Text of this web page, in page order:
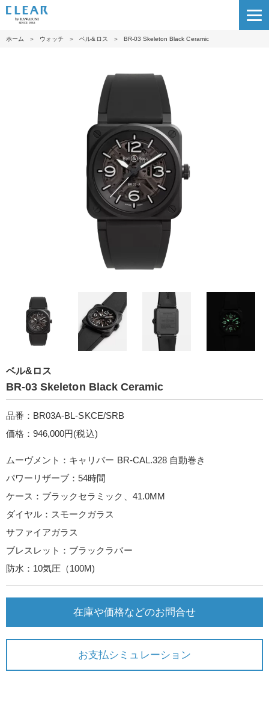
ホーム ＞ ウォッチ ＞ ベル&ロス ＞ BR-03 Skeleton Black Ceramic
ベル&ロス
BR-03 Skeleton Black Ceramic
品番：BR03A-BL-SKCE/SRB
価格：946,000円(税込)
ムーヴメント：キャリバー BR-CAL.328 自動巻き
パワーリザーブ：54時間
ケース：ブラックセラミック、41.0MM
ダイヤル：スモークガラス
サファイアガラス
ブレスレット：ブラックラバー
防水：10気圧（100M)
在庫や価格などのお問合せ
お支払シミュレーション